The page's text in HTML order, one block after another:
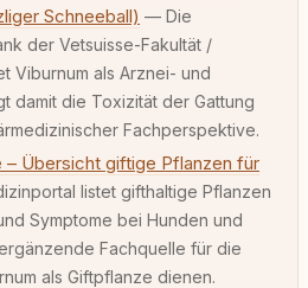
Schneeball) — Die
der Vetsuisse-Fakultät /
Viburnum als Arznei- und
damit die Toxizität der Gattung
Fachperspektive.
– Übersicht giftige Pflanzen für
listet gifthaltige Pflanzen
Symptome bei Hunden und
Fachquelle für die
als Giftpflanze dienen.